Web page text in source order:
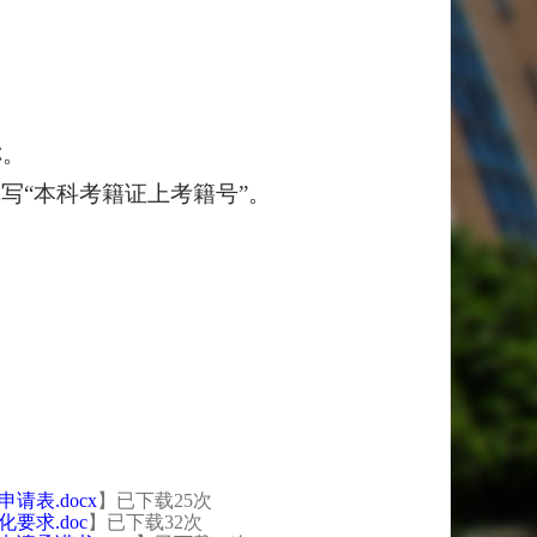
本科考籍证上考籍号”。
请表.docx】已下载25次
要求.doc】已下载32次